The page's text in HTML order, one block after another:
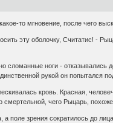
то мгновение, после чего
эту оболочку, Считатис! -
сломанные ноги -
рукой он попытался
кровь. Красная,
смертельной, чего Рыцарь,
а поле зрения сократилось до